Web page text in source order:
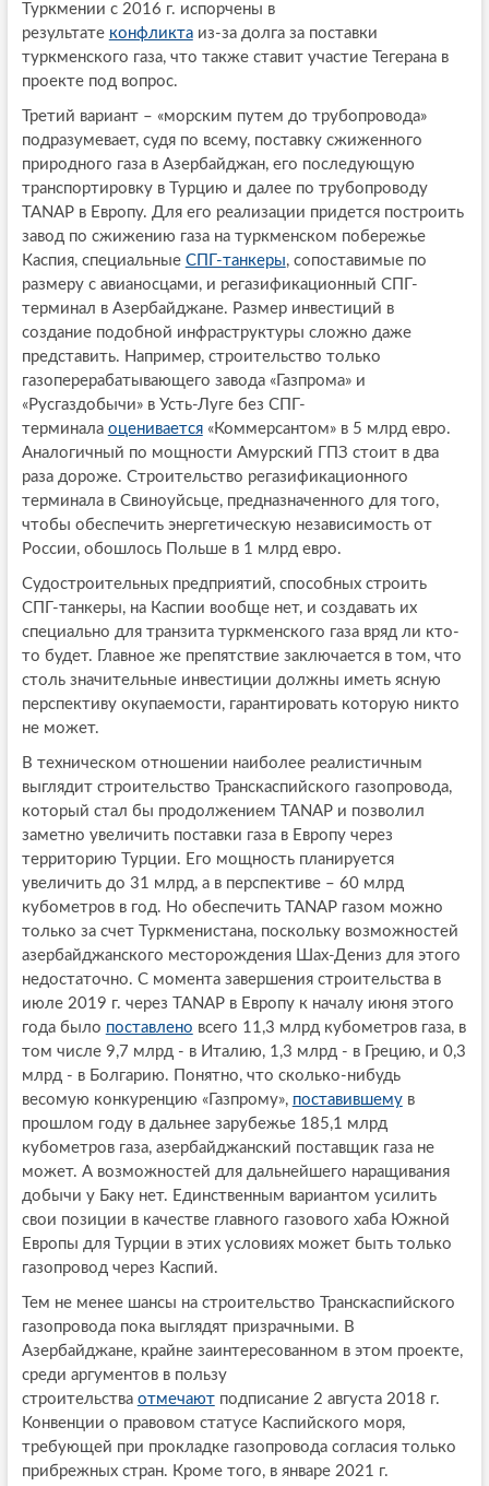
Туркмении с 2016 г. испорчены в
результате конфликтаиз-за долга за поставки
туркменского газа, что также ставит участие Тегерана в
проекте под вопрос.
Третий вариант – «морским путем до трубопровода»
подразумевает, судя по всему, поставку сжиженного
природного газа в Азербайджан, его последующую
транспортировку в Турцию и далее по трубопроводу
TANAP в Европу. Для его реализации придется построить
завод по сжижению газа на туркменском побережье
Каспия, специальные СПГ-танкеры, сопоставимые по
размеру с авианосцами, и регазификационный СПГ-
терминал в Азербайджане. Размер инвестиций в
создание подобной инфраструктуры сложно даже
представить. Например, строительство только
газоперерабатывающего завода «Газпрома» и
«Русгаздобычи» в Усть-Луге без СПГ-
терминала оценивается«Коммерсантом» в 5 млрд евро.
Аналогичный по мощности Амурский ГПЗ стоит в два
раза дороже. Строительство регазификационного
терминала в Свиноуйсьце, предназначенного для того,
чтобы обеспечить энергетическую независимость от
России, обошлось Польше в 1 млрд евро.
Судостроительных предприятий, способных строить
СПГ-танкеры, на Каспии вообще нет, и создавать их
специально для транзита туркменского газа вряд ли кто-
то будет. Главное же препятствие заключается в том, что
столь значительные инвестиции должны иметь ясную
перспективу окупаемости, гарантировать которую никто
не может.
В техническом отношении наиболее реалистичным
выглядит строительство Транскаспийского газопровода,
который стал бы продолжением TANAP и позволил
заметно увеличить поставки газа в Европу через
территорию Турции. Его мощность планируется
увеличить до 31 млрд, а в перспективе – 60 млрд
кубометров в год. Но обеспечить TANAP газом можно
только за счет Туркменистана, поскольку возможностей
азербайджанского месторождения Шах-Дениз для этого
недостаточно. С момента завершения строительства в
июле 2019 г. через TANAP в Европу к началу июня этого
года было поставлено всего 11,3 млрд кубометров газа, в
том числе 9,7 млрд - в Италию, 1,3 млрд - в Грецию, и 0,3
млрд - в Болгарию. Понятно, что сколько-нибудь
весомую конкуренцию «Газпрому», поставившемув
прошлом году в дальнее зарубежье 185,1 млрд
кубометров газа, азербайджанский поставщик газа не
может. А возможностей для дальнейшего наращивания
добычи у Баку нет. Единственным вариантом усилить
свои позиции в качестве главного газового хаба Южной
Европы для Турции в этих условиях может быть только
газопровод через Каспий.
Тем не менее шансы на строительство Транскаспийского
газопровода пока выглядят призрачными. В
Азербайджане, крайне заинтересованном в этом проекте,
среди аргументов в пользу
строительства отмечаютподписание 2 августа 2018 г.
Конвенции о правовом статусе Каспийского моря,
требующей при прокладке газопровода согласия только
прибрежных стран. Кроме того, в январе 2021 г.